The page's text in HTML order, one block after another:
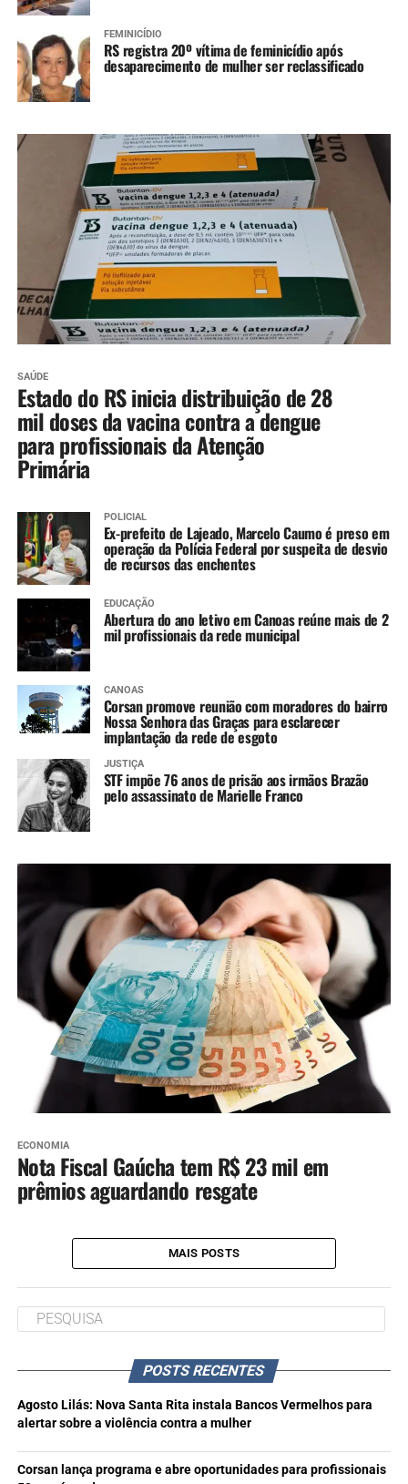
FEMINICÍDIO
RS registra 20º vítima de feminicídio após
desaparecimento de mulher ser reclassificado
SAÚDE
Estado do RS inicia distribuição de 28
mil doses da vacina contra a dengue
para profissionais da Atenção
Primária
POLICIAL
Ex-prefeito de Lajeado, Marcelo Caumo é preso em
operação da Polícia Federal por suspeita de desvio
de recursos das enchentes
EDUCAÇÃO
Abertura do ano letivo em Canoas reúne mais de 2
mil profissionais da rede municipal
CANOAS
Corsan promove reunião com moradores do bairro
Nossa Senhora das Graças para esclarecer
implantação da rede de esgoto
JUSTIÇA
STF impõe 76 anos de prisão aos irmãos Brazão
pelo assassinato de Marielle Franco
ECONOMIA
Nota Fiscal Gaúcha tem R$ 23 mil em
prêmios aguardando resgate
MAIS POSTS
POSTS RECENTES
Agosto Lilás: Nova Santa Rita instala Bancos Vermelhos para
alertar sobre a violência contra a mulher
Corsan lança programa e abre oportunidades para profissionais